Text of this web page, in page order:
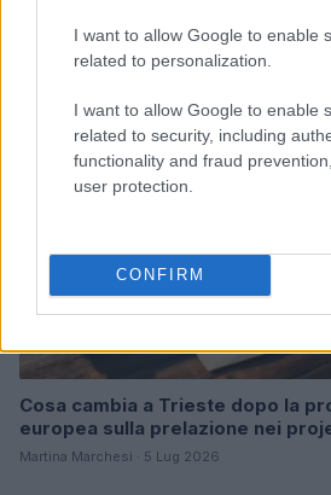
I want to allow Google to enable
related to personalization.
I want to allow Google to enable
related to security, including
functionality and fraud
user protection.
CONFIRM
B2B NEWS
Cosa cambia a Trieste dopo la
europea sulla prelazione nei
Martina Marchesi · 5 Lug 2026